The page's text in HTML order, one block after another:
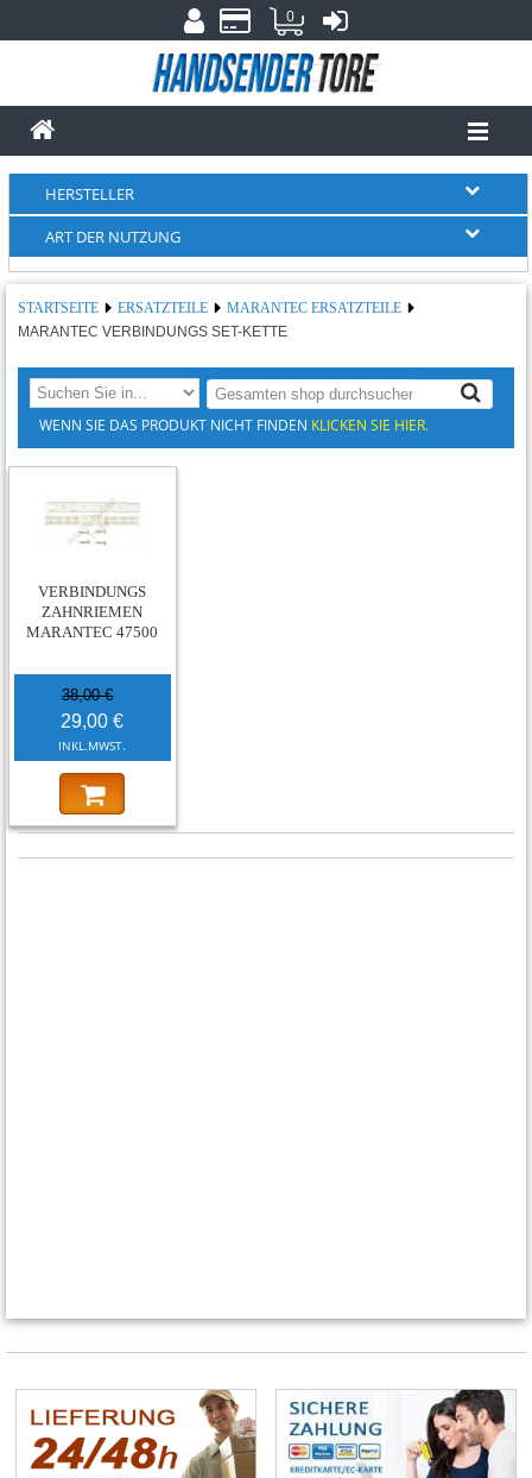
0
HERSTELLER
ART DER NUTZUNG
STARTSEITE ERSATZTEILE
MARANTEC ERSATZTEILE
MARANTEC VERBINDUNGS SET-KETTE
WENN SIE DAS PRODUKT NICHT FINDEN KLICKEN SIE HIER.
VERBINDUNGS
ZAHNRIEMEN
MARANTEC 47500
38,00 €
29,00 €
INKL.MWST.